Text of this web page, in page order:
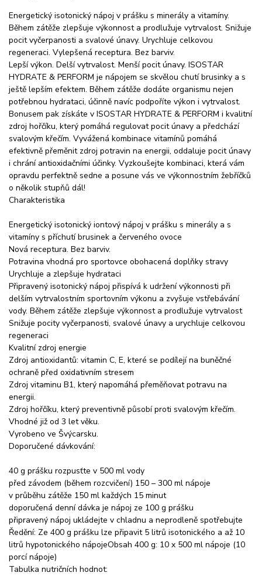
Energetický isotonický nápoj v prášku s minerály a vitamíny.
Během zátěže zlepšuje výkonnost a prodlužuje vytrvalost. Snižuje
pocit vyčerpanosti a svalové únavy. Urychluje celkovou
regeneraci. Vylepšená receptura. Bez barviv.
Lepší výkon. Delší vytrvalost. Menší pocit únavy. ISOSTAR
HYDRATE & PERFORM je nápojem se skvělou chutí brusinky a s
ještě lepším efektem. Během zátěže dodáte organismu nejen
potřebnou hydrataci, účinně navíc podpoříte výkon i vytrvalost.
Bonusem pak získáte v ISOSTAR HYDRATE & PERFORM i kvalitní
zdroj hořčíku, který pomáhá regulovat pocit únavy a předchází
svalovým křečím. Vyvážená kombinace vitamínů pomáhá
efektivně přeměnit zdroj potravin na energii, oddaluje pocit únavy
i chrání antioxidačními účinky. Vyzkoušejte kombinaci, která vám
opravdu perfektně sedne a posune vás ve výkonnostním žebříčků
o několik stupňů dál!
Charakteristika
Energetický isotonický iontový nápoj v prášku s minerály a s
vitamíny s příchutí brusinek a červeného ovoce
Nová receptura. Bez barviv.
Potravina vhodná pro sportovce obohacená doplňky stravy
Urychluje a zlepšuje hydrataci
Připravený isotonický nápoj přispívá k udržení výkonnosti při
delším vytrvalostním sportovním výkonu a zvyšuje vstřebávání
vody. Během zátěže zlepšuje výkonnost a prodlužuje vytrvalost
Snižuje pocity vyčerpanosti, svalové únavy a urychluje celkovou
regeneraci
Kvalitní zdroj energie
Zdroj antioxidantů: vitamin C, E, které se podílejí na buněčné
ochraně před oxidativním stresem
Zdroj vitaminu B1, který napomáhá přeměňovat potravu na
energii.
Zdroj hořčíku, který preventivně působí proti svalovým křečím.
Vhodné již od 3 let věku.
Vyrobeno ve Švýcarsku.
Doporučené dávkování:
40 g prášku rozpusťte v 500 ml vody
před závodem (během rozcvičení) 150 – 300 ml nápoje
v průběhu zátěže 150 ml každých 15 minut
doporučená denní dávka je nápoj ze 100 g prášku
připravený nápoj ukládejte v chladnu a neprodleně spotřebujte
Ředění: Ze 400 g prášku lze připavit 5 litrů isotonického a až 10
litrů hypotonického nápojeObsah 400 g: 10 x 500 ml nápoje (10
porcí nápoje)
Tabulka nutričních hodnot: